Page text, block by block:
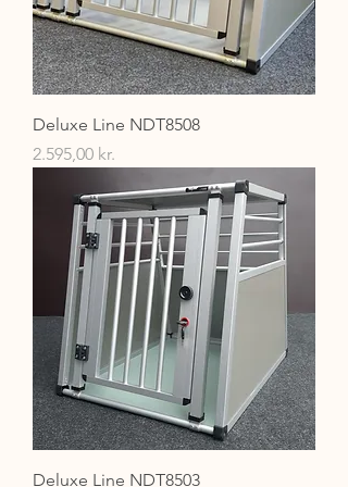
Deluxe Line NDT8508
Pris
2.595,00 kr.
Deluxe Line NDT8503